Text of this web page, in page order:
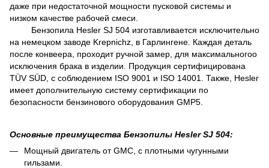
даже при недостаточной мощности пусковой системы и
низком качестве рабочей смеси.
Бензопила Hesler SJ 504 изготавливается исключительно
на немецком заводе Krepnichz, в Гарлингене. Каждая деталь
после конвеера, проходит ручной замер, для максимальногоо
исключения брака в изделии. Продукция сертифицирована
TÜV SÜD, с соблюдением ISO 9001 и ISO 14001. Также, Hesler
имеет дополнительную систему сертификации по
безопасности бензинового оборудования GMP5.
Основные преимущества Бензопилы Hesler SJ 504:
Мощный двигатель от GMC, с плотными чугунными
гильзами.